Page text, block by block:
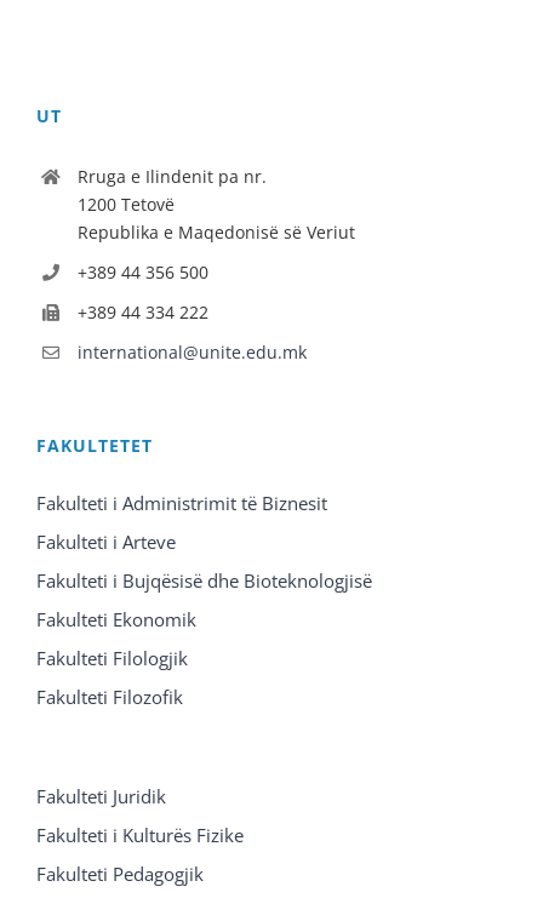
UT
Rruga e Ilindenit pa nr.
1200 Tetovë
Republika e Maqedonisë së Veriut
+389 44 356 500
+389 44 334 222
international@unite.edu.mk
FAKULTETET
Fakulteti i Administrimit të Biznesit
Fakulteti i Arteve
Fakulteti i Bujqësisë dhe Bioteknologjisë
Fakulteti Ekonomik
Fakulteti Filologjik
Fakulteti Filozofik
Fakulteti Juridik
Fakulteti i Kulturës Fizike
Fakulteti Pedagogjik